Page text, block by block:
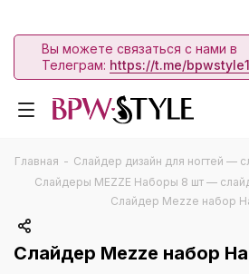
Вы можете связаться с нами в
Телеграм: https://t.me/bpwstyle1
Главная - Слайдер дизайн для ногтей —
Слайдеры MEZZE Наборы 8 шт —
Слайдер Mezze набор
Слайдер Mezze набор